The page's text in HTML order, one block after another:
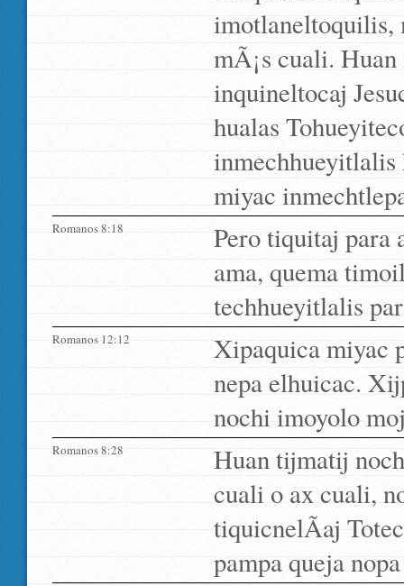
imotlaneltoquilis,
mÃ¡s cuali.
inquineltocaj
hualas
inmechhueyitlalis
miyac
Romanos 8:18
Pero tiquitaj
ama, quema
techhueyitlalis
Romanos 12:12
Xipaquica miyac
nepa elhuicac.
nochi imoyolo
Romanos 8:28
Huan tijmatij
cuali o ax cuali,
tiquicnelÃ­aj
pampa queja